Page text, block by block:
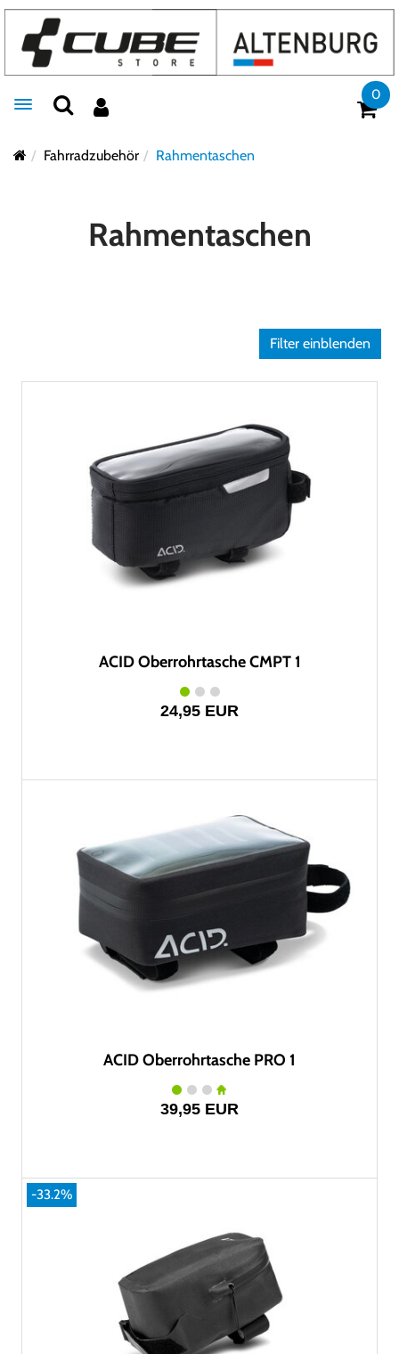
Toggle navigation
0
Fahrradzubehör Rahmentaschen
Rahmentaschen
Filter einblenden
ACID Oberrohrtasche CMPT 1
24,95 EUR
ACID Oberrohrtasche PRO 1
39,95 EUR
-33.2%